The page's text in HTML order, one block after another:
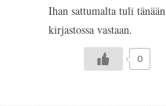
Ihan sattumalta tuli tänään
kirjastossa vastaan.
0